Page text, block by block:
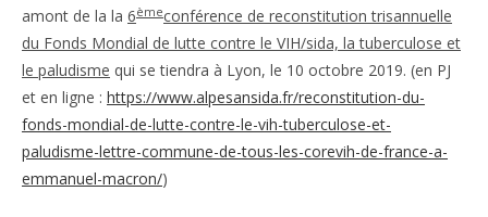
amont de la la 6èmeconférence de reconstitution trisannuelle
du Fonds Mondial de lutte contre le VIH/sida, la tuberculose et
le paludisme qui se tiendra à Lyon, le 10 octobre 2019. (en PJ
et en ligne : https://www.alpesansida.fr/reconstitution-du-
fonds-mondial-de-lutte-contre-le-vih-tuberculose-et-
paludisme-lettre-commune-de-tous-les-corevih-de-france-a-
emmanuel-macron/)